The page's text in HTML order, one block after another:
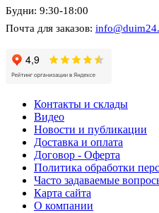
Будни: 9:30-18:00
Почта для заказов:
Контакты и склады
Видео
Новости и публикации
Доставка и оплата
Договор - Оферта
Политика обработки
Часто задаваемые
Карта сайта
О компании